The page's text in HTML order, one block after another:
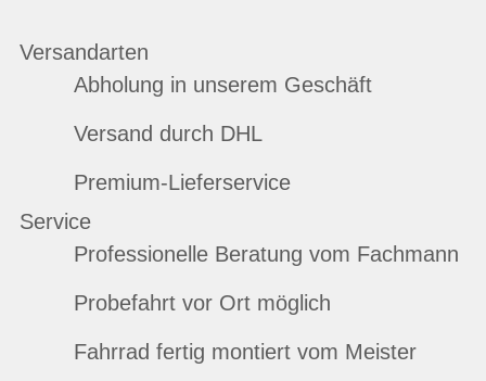
Versandarten
Abholung in unserem Geschäft
Versand durch DHL
Premium-Lieferservice
Service
Professionelle Beratung vom Fachmann
Probefahrt vor Ort möglich
Fahrrad fertig montiert vom Meister